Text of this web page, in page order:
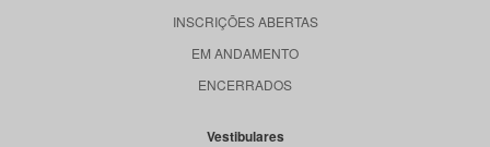
INSCRIÇÕES ABERTAS
EM ANDAMENTO
ENCERRADOS
Vestibulares